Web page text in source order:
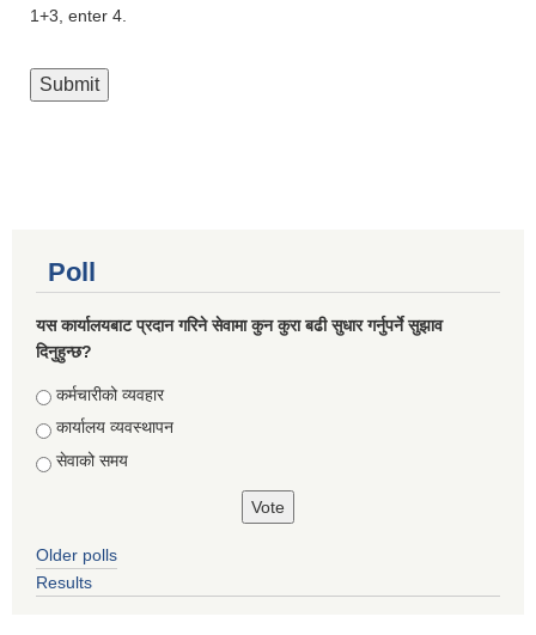
1+3, enter 4.
Poll
यस कार्यालयबाट प्रदान गरिने सेवामा कुन कुरा बढी सुधार गर्नुपर्ने सुझाव
दिनुहुन्छ?
Choices
कर्मचारीको व्यवहार
कार्यालय व्यवस्थापन
सेवाको समय
Older polls
Results